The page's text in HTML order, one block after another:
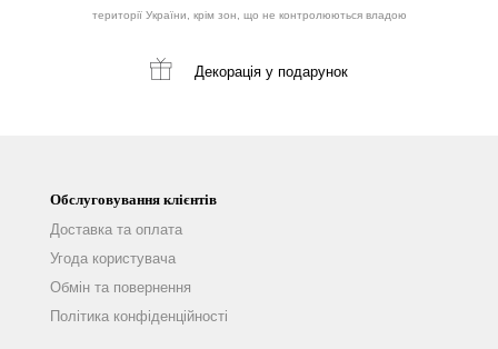
території України, крім зон, що не контролюються владою
Декорація у подарунок
Обслуговування клієнтів
Доставка та оплата
Угода користувача
Обмін та повернення
Політика конфіденційності